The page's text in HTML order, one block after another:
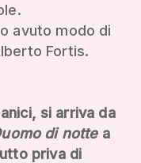
avuto modo di
Fortis.
si arriva da
di nottea
priva di